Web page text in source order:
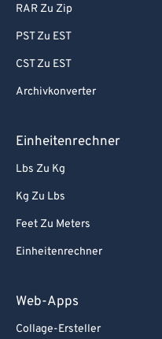
RAR Zu Zip
PST Zu EST
CST Zu EST
Archivkonverter
Einheitenrechner
Lbs Zu Kg
Kg Zu Lbs
Feet Zu Meters
Einheitenrechner
Web-Apps
Collage-Ersteller